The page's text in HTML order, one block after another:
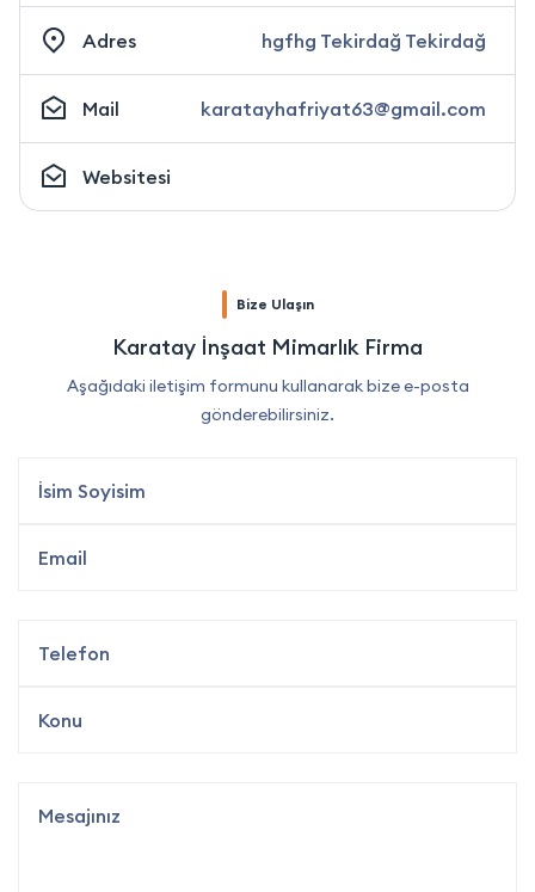
Adres hgfhg Tekirdağ Tekirdağ
Mail karatayhafriyat63@gmail.com
Websitesi
Bize Ulaşın
Karatay İnşaat Mimarlık Firma
Aşağıdaki iletişim formunu kullanarak bize e-posta
gönderebilirsiniz.